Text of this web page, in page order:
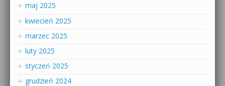
maj 2025
kwiecień 2025
marzec 2025
luty 2025
styczeń 2025
grudzień 2024